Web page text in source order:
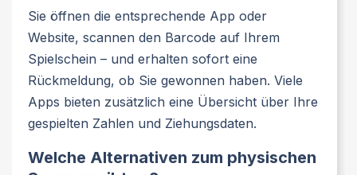
Sie öffnen die entsprechende App oder
Website, scannen den Barcode auf Ihrem
Spielschein – und erhalten sofort eine
Rückmeldung, ob Sie gewonnen haben. Viele
Apps bieten zusätzlich eine Übersicht über Ihre
gespielten Zahlen und Ziehungsdaten.
Welche Alternativen zum physischen